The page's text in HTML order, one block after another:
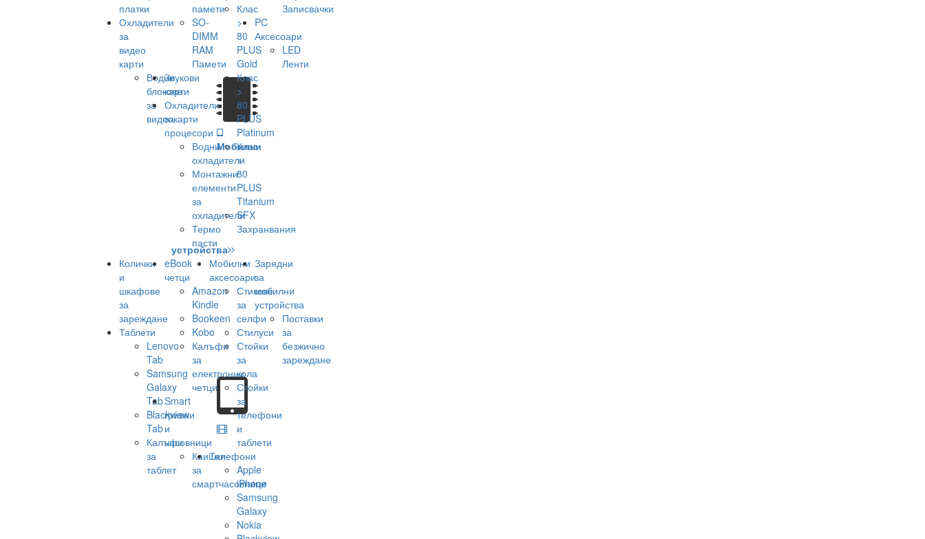
платки
Охладители
за
видео
карти
Водни
блокове
за
видеокарти
памети
SO-
DIMM
RAM
Памети
Звукови
карти
Охладители
за
процесори
Водни
охладители
Монтажни
елементи
за
охладители
Термо
пасти
Клас
>
80
PLUS
Gold
Клас
>
80
PLUS
Platinum
Клас
>
80
PLUS
Titanium
SFX
Захранвания
Записвачки
PC
Аксесоари
LED
Ленти
Мобилни
устройства
Колички
и
шкафове
за
зареждане
Таблети
Lenovo
Tab
Samsung
Galaxy
Tab
Blackview
Tab
Калъфи
за
таблет
eBook
четци
Amazon
Kindle
Bookeen
Kobo
Калъфи
за
електронни
четци
Smart
гривни
и
часовници
Каишки
за
смартчасовници
Мобилни
аксесоари
Стикове
за
селфи
Стилуси
Стойки
за
кола
Стойки
за
телефони
и
таблети
Телефони
Apple
iPhone
Samsung
Galaxy
Nokia
Зарядни
за
мобилни
устройства
Поставки
за
безжично
зареждане